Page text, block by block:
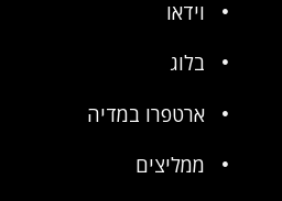
וידאו
בלוג
ארטפרו במדיה
ממליצים